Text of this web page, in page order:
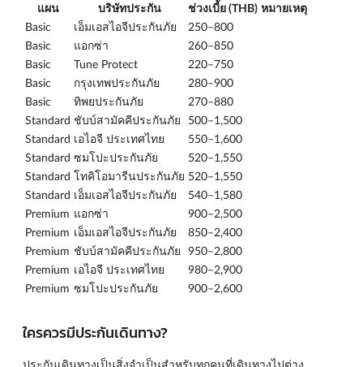
แผน บริษัทประกัน ช่วงเบี้ย (THB) หมายเหตุ
Basic
เอ็มเอสไอจีประกันภัย
250–800
Basic
แอกซ่า
260–850
Basic
Tune Protect
220–750
Basic
กรุงเทพประกันภัย
280–900
Basic
ทิพยประกันภัย
270–880
Standard ชับบ์สามัคคีประกันภัย
500–1,500
Standard เอไอจี ประเทศไทย
550–1,600
Standard ซมโปะประกันภัย
520–1,550
Standard โทคิโอมารีนประกันภัย 520–1,550
Standard เอ็มเอสไอจีประกันภัย
540–1,580
Premium แอกซ่า
900–2,500
Premium เอ็มเอสไอจีประกันภัย
850–2,400
Premium ชับบ์สามัคคีประกันภัย 950–2,800
Premium เอไอจี ประเทศไทย
980–2,900
Premium ซมโปะประกันภัย 900–2,600
ใครควรมีประกันเดินทาง?
ประกันเดินทางเป็นสิ่งจำเป็นสำหรับทุกคนที่เดินทางไปต่าง